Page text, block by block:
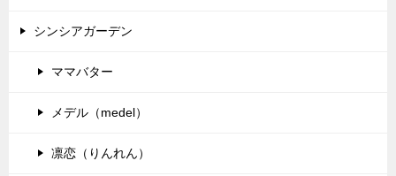
シンシアガーデン
ママバター
メデル（medel）
凛恋（りんれん）